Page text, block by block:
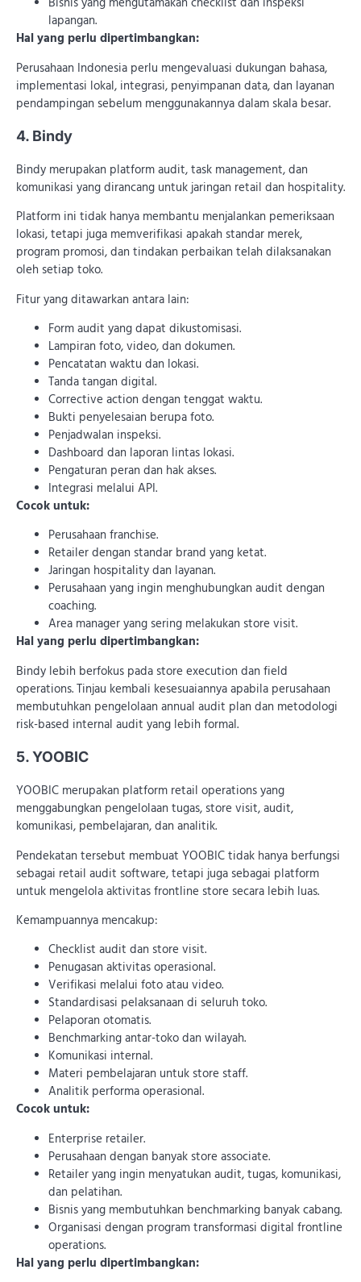
lapangan.
Hal yang perlu dipertimbangkan:
Perusahaan Indonesia perlu mengevaluasi dukungan bahasa,
implementasi lokal, integrasi, penyimpanan data, dan layanan
pendampingan sebelum menggunakannya dalam skala besar.
4. Bindy
Bindy merupakan platform audit, task management, dan
komunikasi yang dirancang untuk jaringan retail dan hospitality.
Platform ini tidak hanya membantu menjalankan pemeriksaan
lokasi, tetapi juga memverifikasi apakah standar merek,
program promosi, dan tindakan perbaikan telah dilaksanakan
oleh setiap toko.
Fitur yang ditawarkan antara lain:
Form audit yang dapat dikustomisasi.
Lampiran foto, video, dan dokumen.
Pencatatan waktu dan lokasi.
Tanda tangan digital.
Corrective action dengan tenggat waktu.
Bukti penyelesaian berupa foto.
Penjadwalan inspeksi.
Dashboard dan laporan lintas lokasi.
Pengaturan peran dan hak akses.
Integrasi melalui API.
Cocok untuk:
Perusahaan franchise.
Retailer dengan standar brand yang ketat.
Jaringan hospitality dan layanan.
Perusahaan yang ingin menghubungkan audit dengan
coaching.
Area manager yang sering melakukan store visit.
Hal yang perlu dipertimbangkan:
Bindy lebih berfokus pada store execution dan field
operations. Tinjau kembali kesesuaiannya apabila perusahaan
membutuhkan pengelolaan annual audit plan dan metodologi
risk-based internal audit yang lebih formal.
5. YOOBIC
YOOBIC merupakan platform retail operations yang
menggabungkan pengelolaan tugas, store visit, audit,
komunikasi, pembelajaran, dan analitik.
Pendekatan tersebut membuat YOOBIC tidak hanya berfungsi
sebagai retail audit software, tetapi juga sebagai platform
untuk mengelola aktivitas frontline store secara lebih luas.
Kemampuannya mencakup:
Checklist audit dan store visit.
Penugasan aktivitas operasional.
Verifikasi melalui foto atau video.
Standardisasi pelaksanaan di seluruh toko.
Pelaporan otomatis.
Benchmarking antar-toko dan wilayah.
Komunikasi internal.
Materi pembelajaran untuk store staff.
Analitik performa operasional.
Cocok untuk:
Enterprise retailer.
Perusahaan dengan banyak store associate.
Retailer yang ingin menyatukan audit, tugas, komunikasi,
dan pelatihan.
Bisnis yang membutuhkan benchmarking banyak cabang.
Organisasi dengan program transformasi digital frontline
operations.
Hal yang perlu dipertimbangkan: